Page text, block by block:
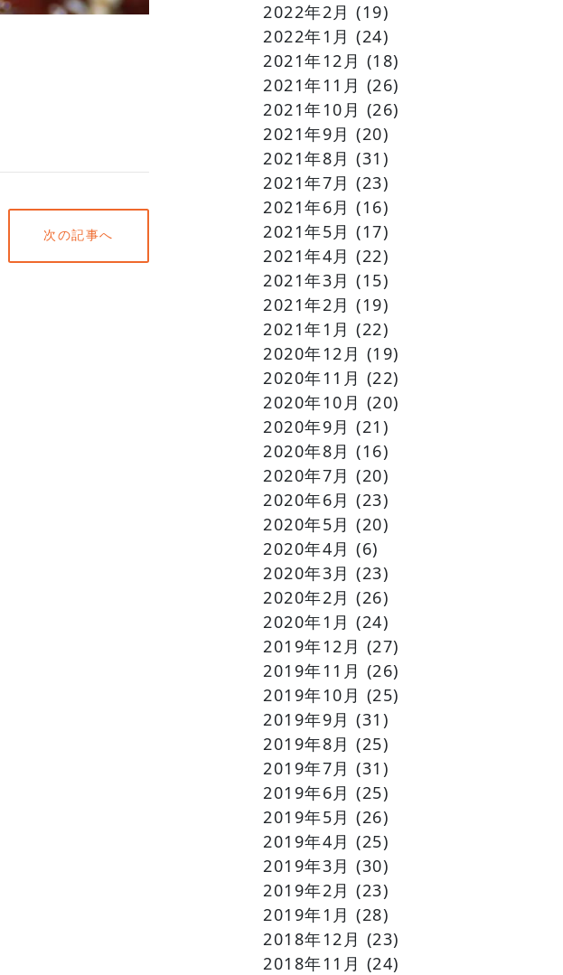
次の記事へ
2022年2月 (19)
2022年1月 (24)
2021年12月 (18)
2021年11月 (26)
2021年10月 (26)
2021年9月 (20)
2021年8月 (31)
2021年7月 (23)
2021年6月 (16)
2021年5月 (17)
2021年4月 (22)
2021年3月 (15)
2021年2月 (19)
2021年1月 (22)
2020年12月 (19)
2020年11月 (22)
2020年10月 (20)
2020年9月 (21)
2020年8月 (16)
2020年7月 (20)
2020年6月 (23)
2020年5月 (20)
2020年4月 (6)
2020年3月 (23)
2020年2月 (26)
2020年1月 (24)
2019年12月 (27)
2019年11月 (26)
2019年10月 (25)
2019年9月 (31)
2019年8月 (25)
2019年7月 (31)
2019年6月 (25)
2019年5月 (26)
2019年4月 (25)
2019年3月 (30)
2019年2月 (23)
2019年1月 (28)
2018年12月 (23)
2018年11月 (24)